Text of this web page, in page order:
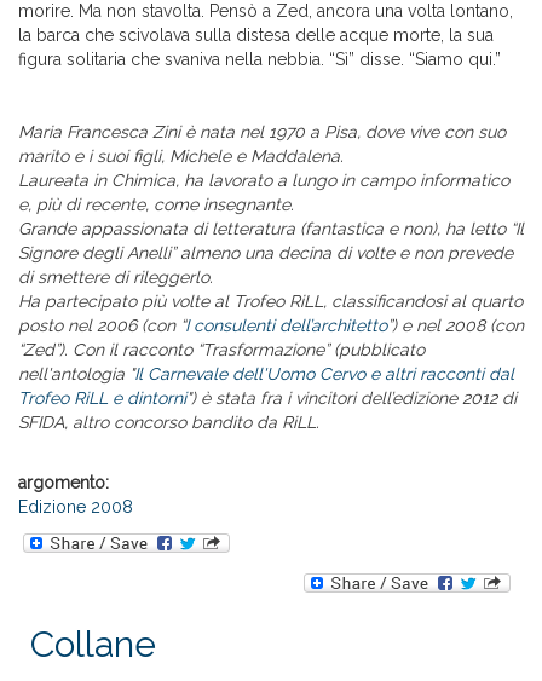
morire. Ma non stavolta. Pensò a Zed, ancora una volta lontano,
la barca che scivolava sulla distesa delle acque morte, la sua
figura solitaria che svaniva nella nebbia. “Sì” disse. “Siamo qui.”
Maria Francesca Zini è nata nel 1970 a Pisa, dove vive con suo
marito e i suoi figli, Michele e Maddalena.
Laureata in Chimica, ha lavorato a lungo in campo informatico
e, più di recente, come insegnante.
Grande appassionata di letteratura (fantastica e non), ha letto “Il
Signore degli Anelli” almeno una decina di volte e non prevede
di smettere di rileggerlo.
Ha partecipato più volte al Trofeo RiLL, classificandosi al quarto
posto nel 2006 (con “I consulenti dell’architetto”) e nel 2008 (con
“Zed”). Con il racconto “Trasformazione” (pubblicato
nell'antologia "Il Carnevale dell'Uomo Cervo e altri racconti dal
Trofeo RiLL e dintorni") è stata fra i vincitori dell’edizione 2012 di
SFIDA, altro concorso bandito da RiLL.
argomento:
Edizione 2008
Collane